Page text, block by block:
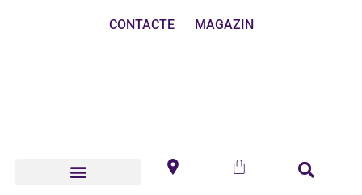
CONTACTE MAGAZIN